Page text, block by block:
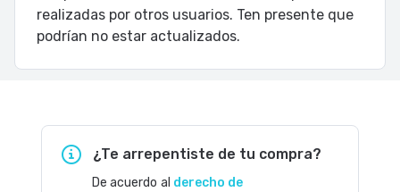
realizadas por otros usuarios. Ten presente que
podrían no estar actualizados.
¿Te arrepentiste de tu compra?
De acuerdo al derecho de